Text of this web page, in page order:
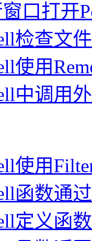
口打开
检查文
使用
中调用
使用
函数通
定义函